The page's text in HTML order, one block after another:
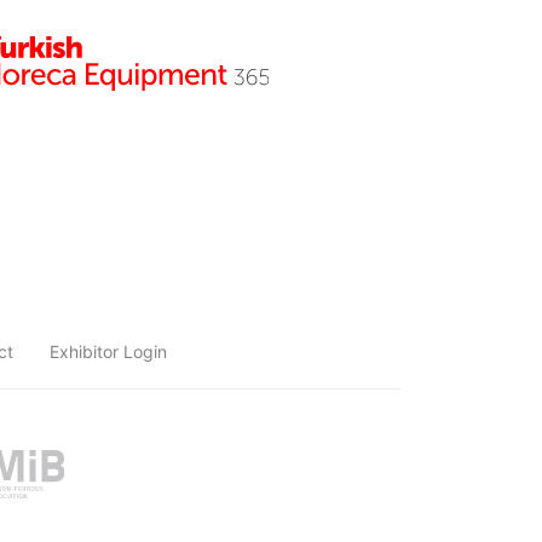
Exhibitor Login